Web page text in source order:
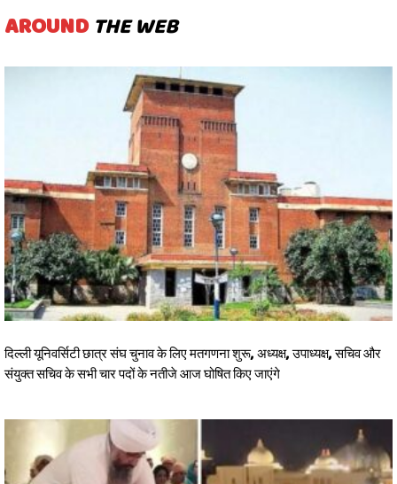
AROUND THE WEB
दिल्ली यूनिवर्सिटी छात्र संघ चुनाव के लिए मतगणना शुरू, अध्यक्ष, उपाध्यक्ष, सचिव और
संयुक्त सचिव के सभी चार पदों के नतीजे आज घोषित किए जाएंगे